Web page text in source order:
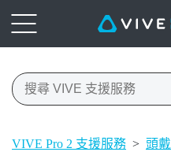
VIVE Pro 2 支援服務 > 頭